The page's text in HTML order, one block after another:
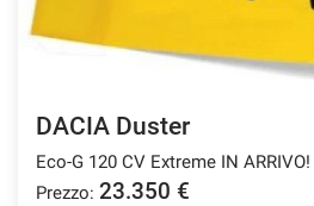
DACIA Duster
Eco-G 120 CV Extreme IN ARRIVO!
Prezzo: 23.350 €